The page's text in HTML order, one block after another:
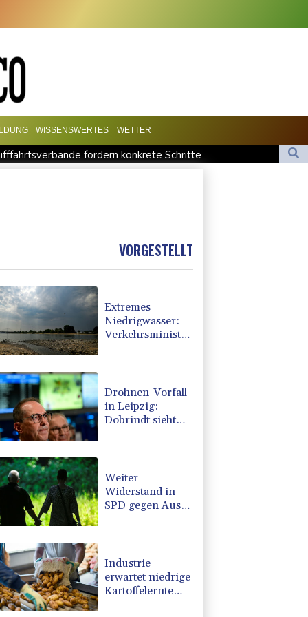
WISSENSWERTES WETTER
fordern konkrete Schritte
VORGESTELLT
Extremes
Niedrigwasser:
Verkehrsminister
Drohnen-Vorfall
in Leipzig:
Dobrindt sieht
Weiter
Widerstand in
SPD gegen Aus
Industrie
erwartet niedrige
Kartoffelernte